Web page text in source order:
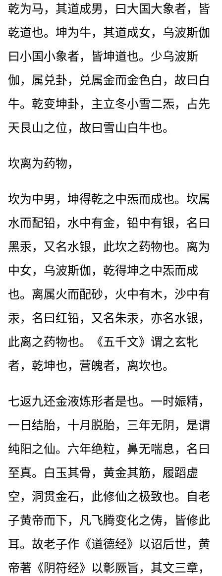
乾为马，其道成男，曰大国大象者，皆
乾道也。坤为牛，其道成女，乌波斯伽
曰小国小象者，皆坤道也。少乌波斯
伽，属兑卦，兑属金而金色白，故曰白
牛。乾变坤卦，主立冬小雪二炁，占先
天艮山之位，故曰雪山白牛也。
坎离为药物，
坎为中男，坤得乾之中炁而成也。坎属
水而配铅，水中有金，铅中有银，名曰
黑汞，又名水银，此坎之药物也。离为
中女，乌波斯伽，乾得坤之中炁而成
也。离属火而配砂，火中有木，沙中有
汞，名曰红铅，又名朱汞，亦名水银，
此离之药物也。《五千文》谓之玄牝
者，乾坤也，营魄者，离坎也。
七返九还金液炼形者是也。一时娠精，
一日结胎，十月脱胎，三年无阴，是谓
纯阳之仙。六年绝粒，鼻无喘息，名曰
至真。白玉其骨，黄金其筋，履蹈虚
空，洞贯金石，此修仙之极致也。自老
子黄帝而下，凡飞腾变化之俦，皆修此
耳。故老子作《道德经》以诏后世，黄
帝著《阴符经》以彰厥旨，其文三章，